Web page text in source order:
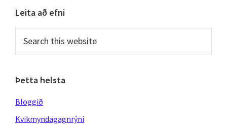
Primary
Sidebar
Leita að efni
this
Þetta helsta
Bloggið
Kvikmyndagagnrýni